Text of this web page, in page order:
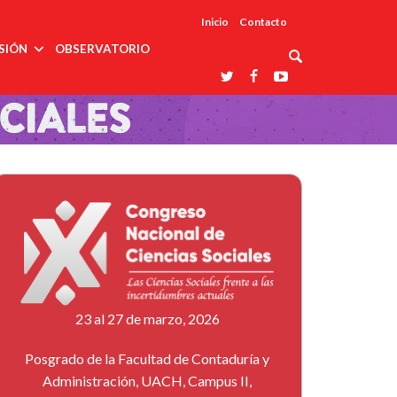
Inicio Contacto
ciencias
pública
social
Asociaciones
profesionales
temáticas
Laboratorios
nacionales
Entidades
afines
De México
En Su 475
Aniversario
OBSERVATORIO
23 al 27 de marzo, 2026
Posgrado de la Facultad de Contaduría y
Administración, UACH, Campus II,